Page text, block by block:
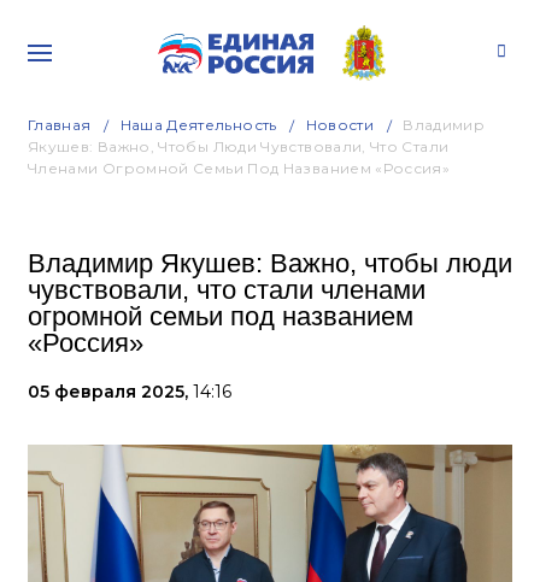
Главная Наша Деятельность Новости
Владимир
Якушев: Важно, Чтобы Люди Чувствовали, Что Стали
Членами Огромной Семьи Под Названием «Россия»
Владимир Якушев: Важно, чтобы люди
чувствовали, что стали членами
огромной семьи под названием
«Россия»
05 февраля 2025, 14:16